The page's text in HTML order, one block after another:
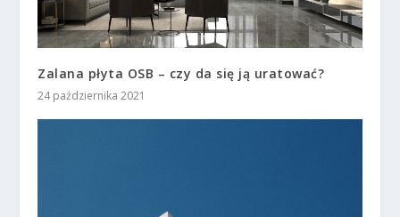
Zalana płyta OSB – czy da się ją uratować?
24 października 2021